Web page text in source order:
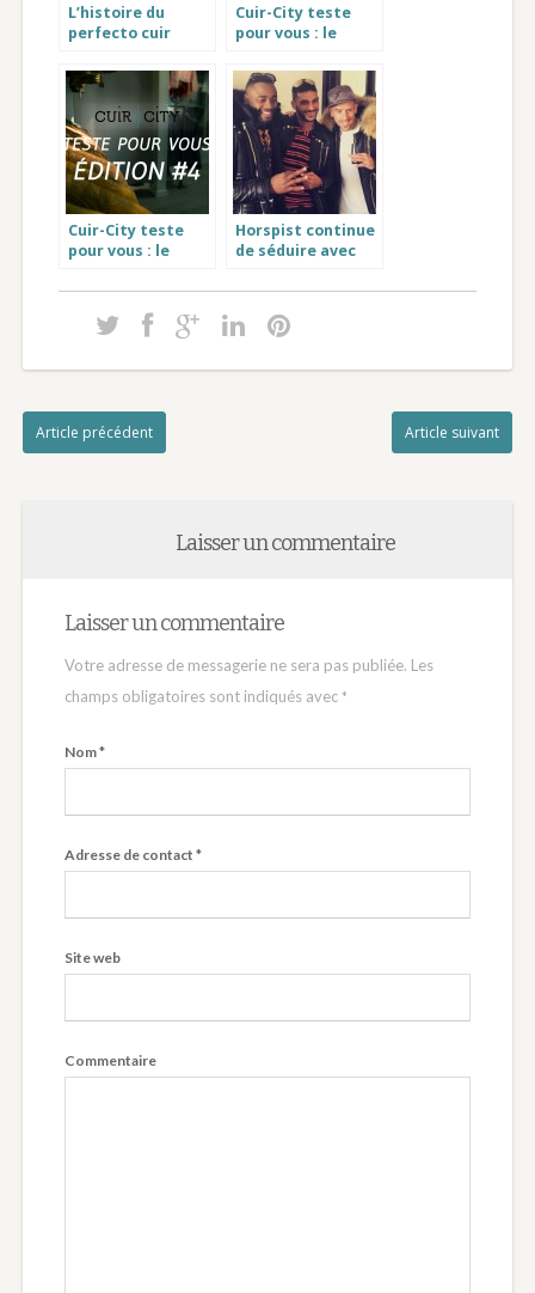
L’histoire du
perfecto cuir
Cuir-City teste
pour vous : le
Sasha noir signé
Oakwood
Cuir-City teste
pour vous : le
homme marron
Calcutta
Horspist continue
de séduire avec
Article précédent Article suivant
Laisser un commentaire
Laisser un commentaire
Votre adresse de messagerie ne sera pas publiée. Les
champs obligatoires sont indiqués avec *
Nom*
Adresse de contact *
Site web
Commentaire